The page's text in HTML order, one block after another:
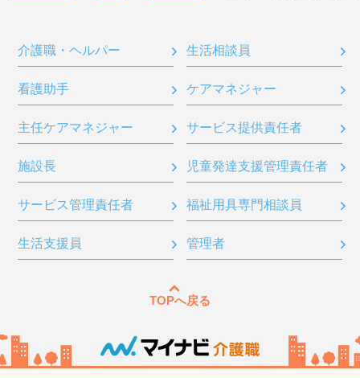
介護職・ヘルパー 生活相談員
看護助手 ケアマネジャー
主任ケアマネジャー サービス提供責任者
施設長 児童発達支援管理責任者
サービス管理責任者 福祉用具専門相談員
生活支援員 管理者
TOPへ戻る